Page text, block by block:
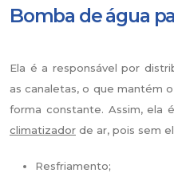
Bomba de água
Ela é a responsável por
as canaletas, o que mantém
forma constante. Assim, ela
climatizador de ar, pois sem
Resfriamento;